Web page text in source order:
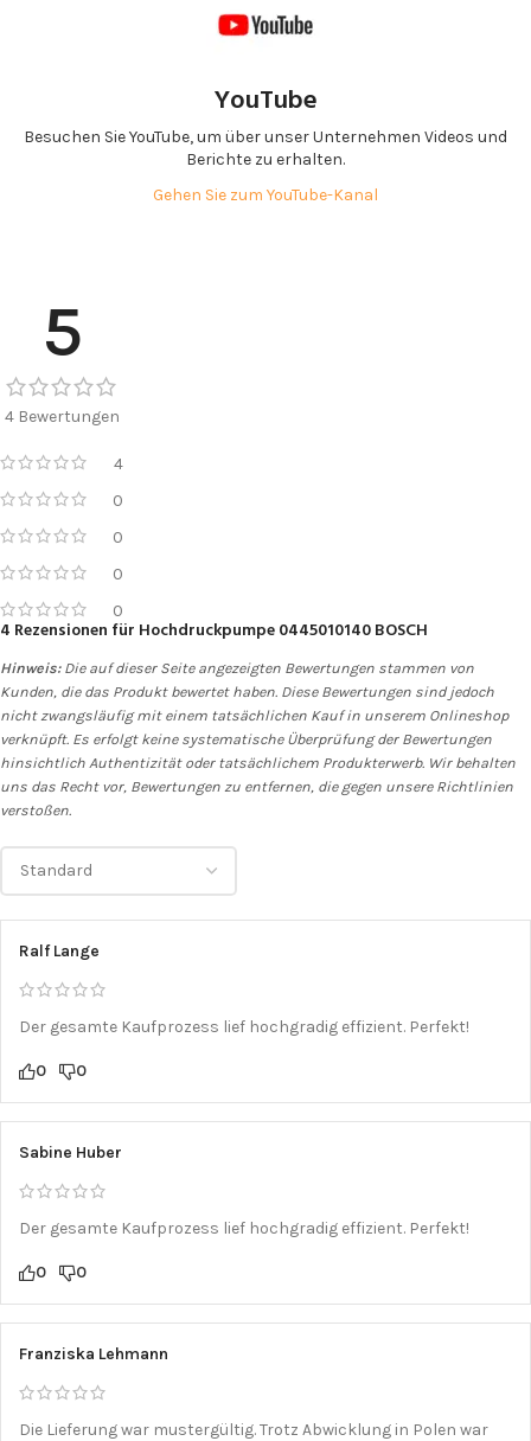
YouTube
Besuchen Sie YouTube, um über unser Unternehmen Videos und
Berichte zu erhalten.
Gehen Sie zum YouTube-Kanal
5
4 Bewertungen
4
0
0
0
0
4 Rezensionen für Hochdruckpumpe 0445010140 BOSCH
Hinweis:Die auf dieser Seite angezeigten Bewertungen stammen von
Kunden, die das Produkt bewertet haben. Diese Bewertungen sind jedoch
nicht zwangsläufig mit einem tatsächlichen Kauf in unserem Onlineshop
verknüpft. Es erfolgt keine systematische Überprüfung der Bewertungen
hinsichtlich Authentizität oder tatsächlichem Produkterwerb. Wir behalten
uns das Recht vor, Bewertungen zu entfernen, die gegen unsere Richtlinien
verstoßen.
Ralf Lange
Der gesamte Kaufprozess lief hochgradig effizient. Perfekt!
0 0
Sabine Huber
Der gesamte Kaufprozess lief hochgradig effizient. Perfekt!
0 0
Franziska Lehmann
Die Lieferung war mustergültig. Trotz Abwicklung in Polen war